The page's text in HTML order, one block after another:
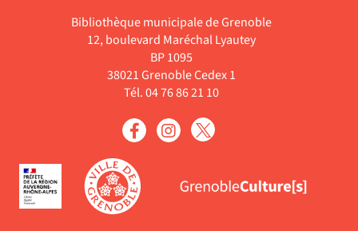
Bibliothèque municipale de Grenoble
12, boulevard Maréchal Lyautey
BP 1095
38021 Grenoble Cedex 1
Tél. 04 76 86 21 10